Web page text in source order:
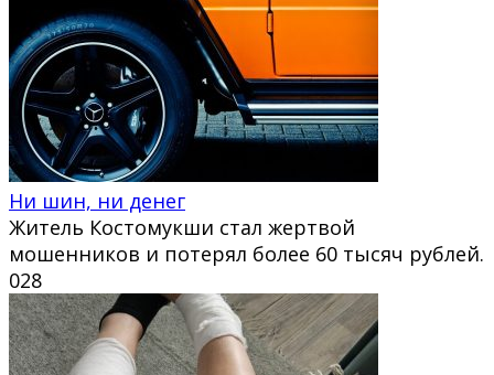
Ни шин, ни денег
Житель Костомукши стал жертвой
мошенников и потерял более 60 тысяч рублей.
028